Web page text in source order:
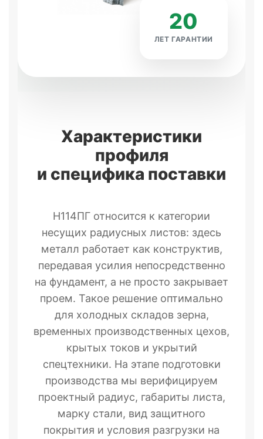
20
ЛЕТ ГАРАНТИИ
Характеристики
профиля
и специфика поставки
Н114ПГ относится к категории
несущих радиусных листов: здесь
металл работает как конструктив,
передавая усилия непосредственно
на фундамент, а не просто закрывает
проем. Такое решение оптимально
для холодных складов зерна,
временных производственных цехов,
крытых токов и укрытий
спецтехники. На этапе подготовки
производства мы верифицируем
проектный радиус, габариты листа,
марку стали, вид защитного
покрытия и условия разгрузки на